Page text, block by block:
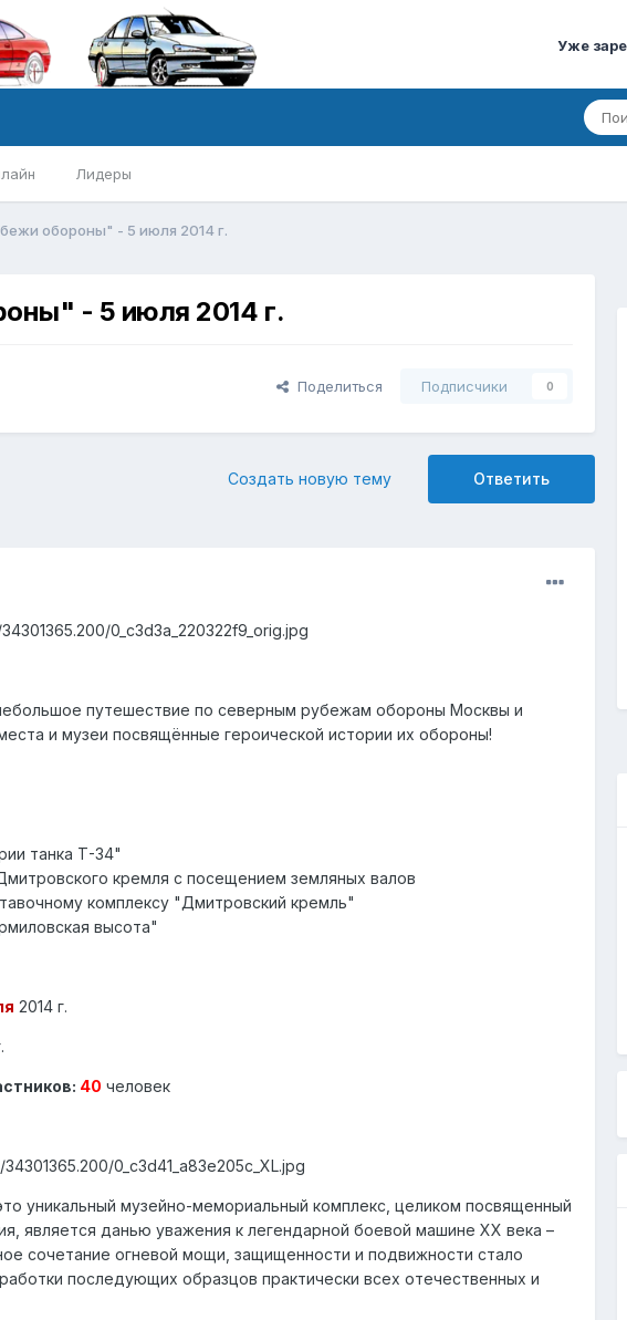
Уже
Лидеры
обороны" - 5 июля 2014 г.
- 5 июля 2014 г.
Поделиться Подписчики 0
Ответить
Создать новую тему
0_c3d3a_220322f9_orig.jpg
путешествие по северным рубежам обороны Москвы и
и музеи посвящённые героической истории их обороны!
танка Т-34"
кремля с посещением земляных валов
комплексу "Дмитровский кремль"
высота"
2014 г.
40 человек
0_c3d41_a83e205c_XL.jpg
уникальный музейно-мемориальный комплекс, целиком посвященный
является данью уважения к легендарной боевой машине ХХ века –
сочетание огневой мощи, защищенности и подвижности стало
последующих образцов практически всех отечественных и